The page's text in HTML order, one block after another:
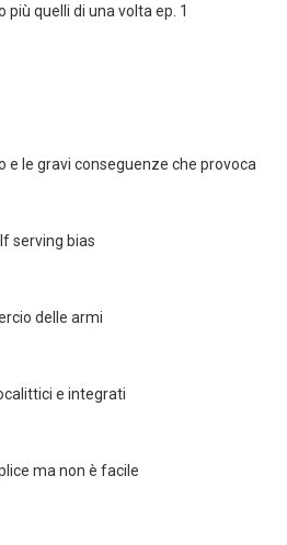
più quelli di una volta ep. 1
e le gravi conseguenze che provoca
serving bias
delle armi
e integrati
ma non è facile